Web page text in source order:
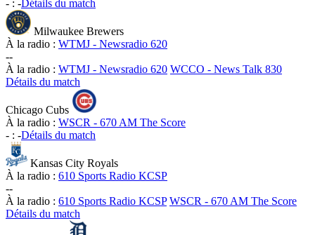
- : - Détails du match
Milwaukee Brewers
À la radio : WTMJ - Newsradio 620
--
À la radio : WTMJ - Newsradio 620 WCCO - News Talk 830
Détails du match
Chicago Cubs
À la radio : WSCR - 670 AM The Score
- : -Détails du match
Kansas City Royals
À la radio : 610 Sports Radio KCSP
--
À la radio : 610 Sports Radio KCSP WSCR - 670 AM The Score
Détails du match